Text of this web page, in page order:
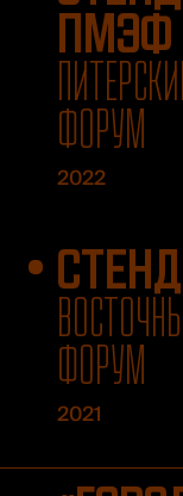
ПМЭФ
ФОРУМ
2022
ФОРУМ
2021